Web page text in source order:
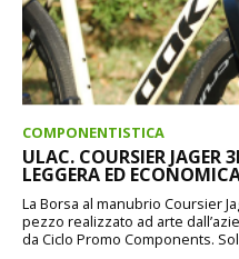
COMPONENTISTICA
ULAC. COURSIER JAGER
LEGGERA ED
La Borsa al manubrio Coursier
pezzo realizzato ad arte
da Ciclo Promo Components.